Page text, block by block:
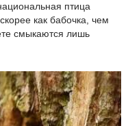
птица
как бабочка, чем
смыкаются лишь